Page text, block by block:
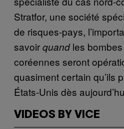
Stratfor, une société
de risques-pays,
savoirquandles
coréennes seront
quasiment certain qu’ils
États-Unis dès
VIDEOS BY VICE